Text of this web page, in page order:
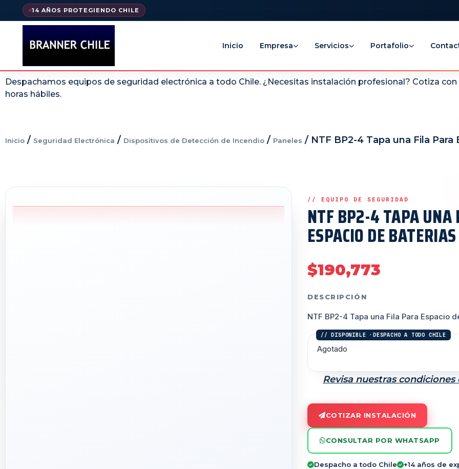
14 AÑOS PROTEGIENDO CHILE
Inicio Empresa Servicios Portafolio
Despachamos equipos de seguridad electrónica a todo Chile. ¿Necesitas instalación profesional? Cotiza
horas hábiles.
Inicio / Seguridad Electrónica / Dispositivos de Detección de Incendio / Paneles / NTF BP2-4 Tapa una Fila Para
NTF BP2-4 TAPA UNA
ESPACIO DE BATERIAS
$190,773
DESCRIPCIÓN
NTF BP2-4 Tapa una Fila Para Espacio
Agotado
Revisa nuestras condiciones
COTIZAR INSTALACIÓN
CONSULTAR POR WHATSAPP
Despacho a todo Chile
+14 años de